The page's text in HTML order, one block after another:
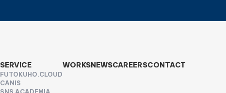
SERVICE
FUTOKUHO.CLOUD
CANIS
WORKSNEWSCAREERSCONTACT